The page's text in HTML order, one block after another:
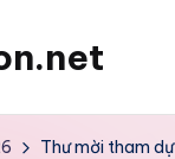
Thư mời tham